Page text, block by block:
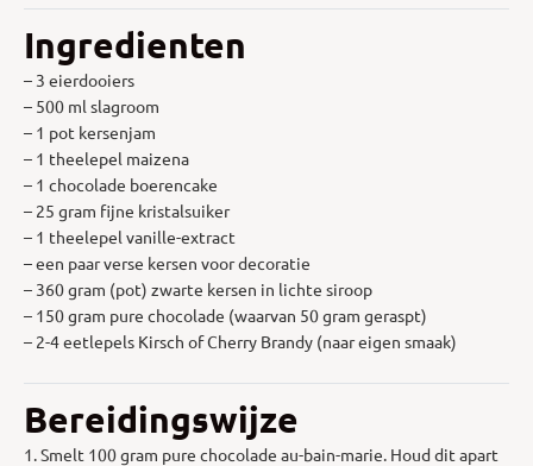
Ingredienten
– 3 eierdooiers
– 500 ml slagroom
– 1 pot kersenjam
– 1 theelepel maizena
– 1 chocolade boerencake
– 25 gram fijne kristalsuiker
– 1 theelepel vanille-extract
– een paar verse kersen voor decoratie
– 360 gram (pot) zwarte kersen in lichte siroop
– 150 gram pure chocolade (waarvan 50 gram geraspt)
– 2-4 eetlepels Kirsch of Cherry Brandy (naar eigen smaak)
Bereidingswijze
1. Smelt 100 gram pure chocolade au-bain-marie. Houd dit apart